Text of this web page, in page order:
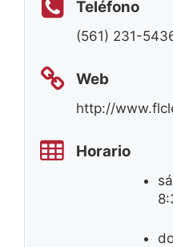
Teléfono
(561) 231-
Web
http://
Horario